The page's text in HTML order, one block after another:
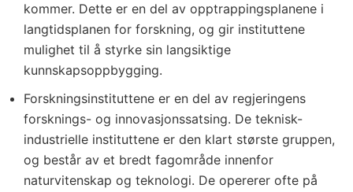
kommer. Dette er en del av opptrappingsplanene i
langtidsplanen for forskning, og gir instituttene
mulighet til å styrke sin langsiktige
kunnskapsoppbygging.
Forskningsinstituttene er en del av regjeringens
forsknings- og innovasjonssatsing. De teknisk-
industrielle instituttene er den klart største gruppen,
og består av et bredt fagområde innenfor
naturvitenskap og teknologi. De opererer ofte på